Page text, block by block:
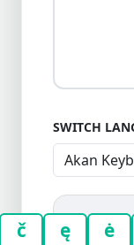
SWITCH
č ę ė